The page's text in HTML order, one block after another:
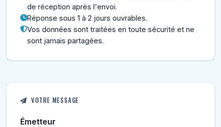
de réception après l'envoi.
Réponse sous 1 à 2 jours ouvrables.
Vos données sont traitées en toute sécurité et ne
sont jamais partagées.
VOTRE MESSAGE
Émetteur